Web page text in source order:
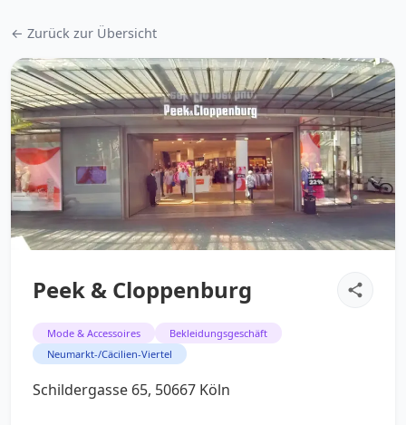
← Zurück zur Übersicht
Peek & Cloppenburg
Mode & Accessoires
Bekleidungsgeschäft
Neumarkt-/Cäcilien-Viertel
Schildergasse 65, 50667 Köln